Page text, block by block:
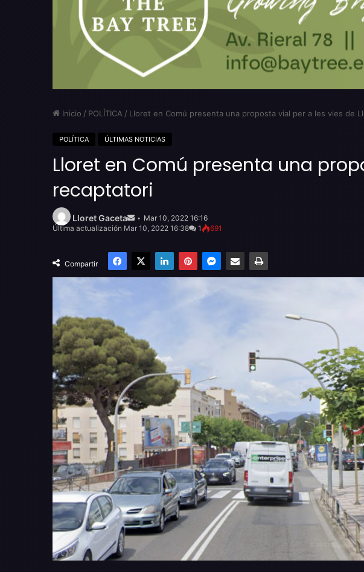
Inicio / POLÍTICA / Lloret en Comú presenta una proposta vial per a les vies de
POLÍTICA ÚLTIMAS NOTICIAS
Lloret en Comú presenta una
recaptatori
Lloret Gaceta
emailMar 10, 2022 16:16
Última actualización Mar 10, 2022 16:38
1 691
Compartir
Facebook
X LinkedInPinterestMessenger
Compartir por email Imprimir